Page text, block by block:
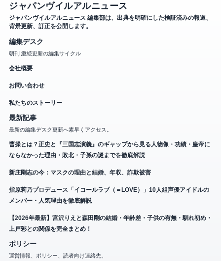
ジャパンヴイルアルニュース
ジャパンヴイルアルニュース 編集部は、出典を明確にした検証済みの報道、
背景更新、訂正を公開します。
編集デスク
朝刊 継続更新の編集サイクル
会社概要
お問い合わせ
私たちのストーリー
最新記事
最新の編集デスク更新へ素早くアクセス。
曹操とは？正史と『三国志演義』のギャップから見る人物像・功績・皇帝に
ならなかった理由・敗北・子孫の謎までを徹底解説
新庄剛志の今：マスクの理由と結婚、年収、詐欺被害
指原莉乃プロデュース「イコールラブ（＝LOVE）」10人組声優アイドルの
メンバー・人気理由を徹底解説
【2026年最新】宮沢りえと森田剛の結婚・年齢差・子供の有無・馴れ初め・
上戸彩との関係を完全まとめ！
ポリシー
運営情報、ポリシー、読者向け連絡先。